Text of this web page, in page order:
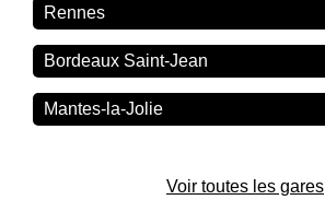
Rennes
Bordeaux Saint-Jean
Mantes-la-Jolie
Voir toutes les gares